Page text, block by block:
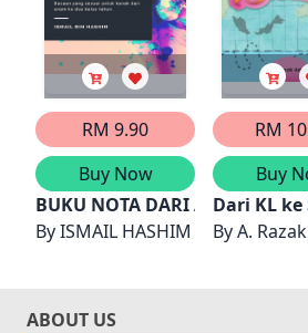
RM 9.90
Buy Now
BUKU NOTA DARI ATUK
ByISMAIL HASHIM
RM
Buy
Dari KL ke
ByA.
ABOUT US